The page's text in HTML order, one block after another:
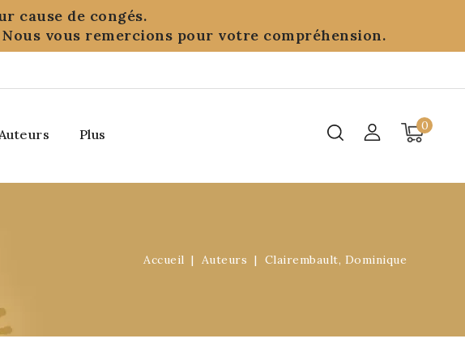
cause de congés.
vous remercions pour votre compréhension.
0
Plus
Accueil Auteurs Clairembault, Dominique